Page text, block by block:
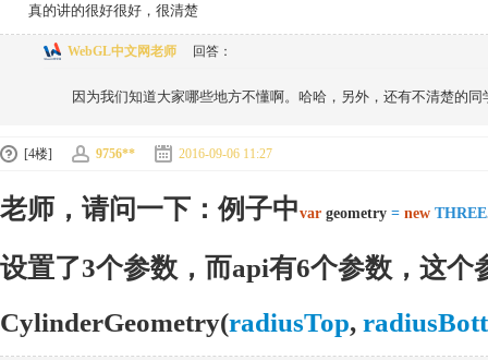
真的讲的很好很好，很清楚
WebGL中文网老师 回答：
因为我们知道大家哪些地方不懂啊。哈哈，另外，还有不清楚的
[4楼] 9756** 2016-09-06 11:27
老师，请问一下：例子中var geometry = new THREE
设置了3个参数，而api有6个参数，这
CylinderGeometry(radiusTop,